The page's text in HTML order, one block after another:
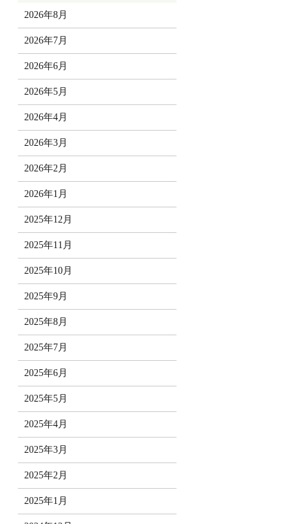
2026年8月
2026年7月
2026年6月
2026年5月
2026年4月
2026年3月
2026年2月
2026年1月
2025年12月
2025年11月
2025年10月
2025年9月
2025年8月
2025年7月
2025年6月
2025年5月
2025年4月
2025年3月
2025年2月
2025年1月